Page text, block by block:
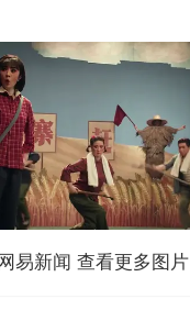
易新闻 查看更多图片